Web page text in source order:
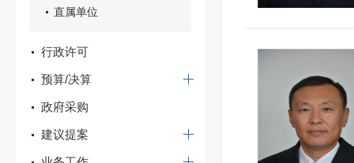
直属单位
行政许可
预算/决算
政府采购
建议提案